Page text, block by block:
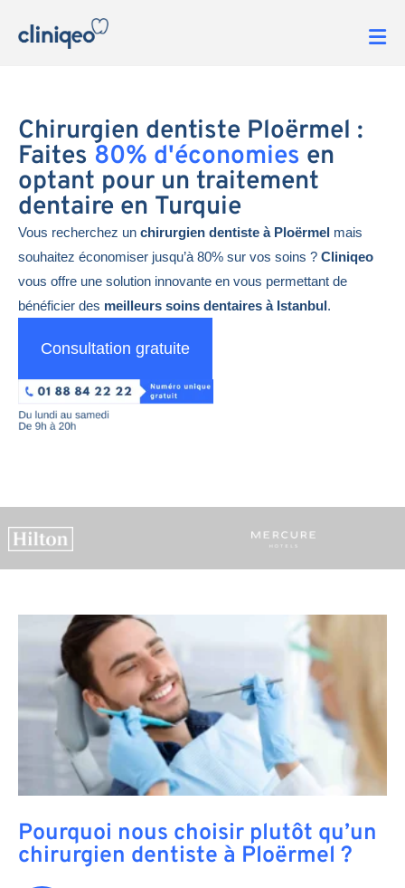
Chirurgien dentiste Ploërmel :
Faites 80% d'économies en
optant pour un traitement
dentaire en Turquie
Vous recherchez un chirurgien dentiste à Ploërmel mais
souhaitez économiser jusqu’à 80% sur vos soins ? Cliniqeo
vous offre une solution innovante en vous permettant de
bénéficier des meilleurs soins dentaires à Istanbul.
Consultation gratuite
Pourquoi nous choisir plutôt qu’un
chirurgien dentiste à Ploërmel ?